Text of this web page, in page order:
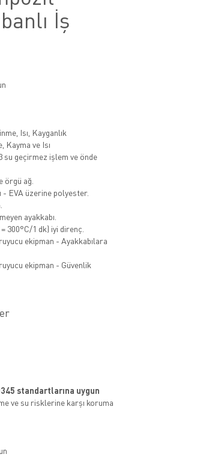
İş
Isı, Kayganlık
Kayma ve Isı
su geçirmez işlem ve önde
örgü ağ.
- EVA üzerine polyester.
ayakkabı.
= 300°C/1 dk) iyi direnç.
ekipman - Ayakkabılara
ekipman - Güvenlik
standartlarına uygun
ve su risklerine karşı koruma